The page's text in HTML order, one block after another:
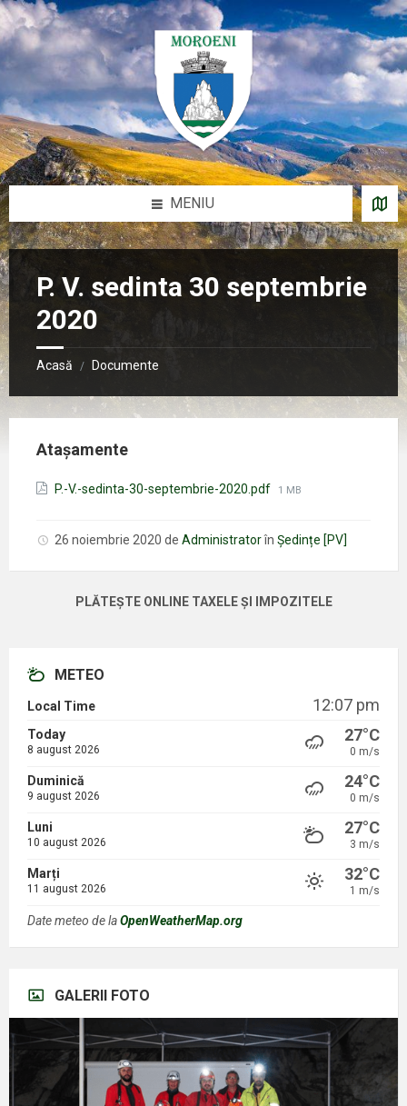
Sari
la
conținut
Salt
la
bara
laterală
stângă
Salt
la
bara
laterală
dreaptă
Salt
la
subsol
MENIU
P. V. sedinta 30 septembrie
2020
Acasă / Documente
Atașamente
P.-V.-sedinta-30-septembrie-2020.pdf Mărimea
1 MB
26 noiembrie 2020 de Administratorîn Ședințe [PV]
PLĂTEȘTE ONLINE TAXELE ȘI IMPOZITELE
METEO
Local Time 12:07 pm
Today
8 august 2026
27°C
0 m/s
Duminică
9 august 2026
24°C
0 m/s
Luni
10 august 2026
27°C
3 m/s
Marți
11 august 2026
32°C
1 m/s
Date meteo de laOpenWeatherMap.org
GALERII FOTO